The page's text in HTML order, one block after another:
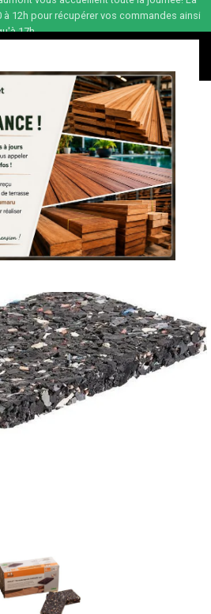
terrasses
à 12h pour récupérer vos commandes ainsi
17h.